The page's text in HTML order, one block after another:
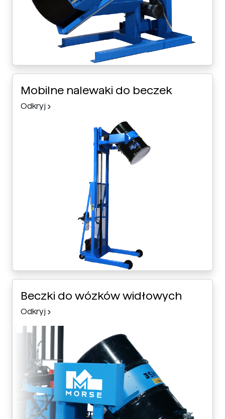
Mobilne nalewaki do beczek
Odkryj
Beczki do wózków widłowych
Odkryj